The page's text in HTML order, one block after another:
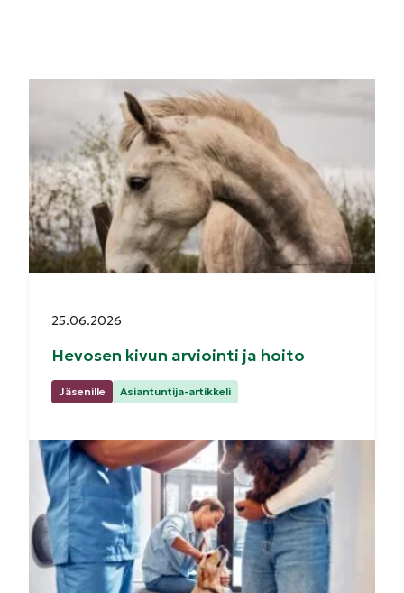
Hevosen kivun arviointi ja hoito
Julkaistu:
25.06.2026
Jäsenille
Kategoriat:Asiantuntija-artikkeli